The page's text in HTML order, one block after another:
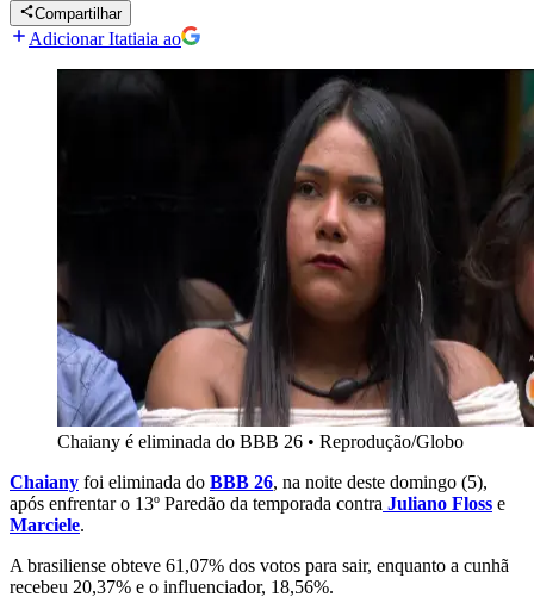
Compartilhar
Adicionar Itatiaia ao
Chaiany é eliminada do BBB 26 • Reprodução/Globo
Chaiany foi eliminada do BBB 26, na noite deste domingo (5),
após enfrentar o 13º Paredão da temporada contra Juliano Floss e
Marciele.
A brasiliense obteve 61,07% dos votos para sair, enquanto a cunhã
recebeu 20,37% e o influenciador, 18,56%.